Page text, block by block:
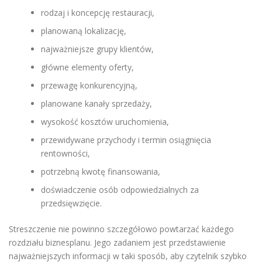
rodzaj i koncepcję restauracji,
planowaną lokalizację,
najważniejsze grupy klientów,
główne elementy oferty,
przewagę konkurencyjną,
planowane kanały sprzedaży,
wysokość kosztów uruchomienia,
przewidywane przychody i termin osiągnięcia
rentowności,
potrzebną kwotę finansowania,
doświadczenie osób odpowiedzialnych za
przedsięwzięcie.
Streszczenie nie powinno szczegółowo powtarzać każdego
rozdziału biznesplanu. Jego zadaniem jest przedstawienie
najważniejszych informacji w taki sposób, aby czytelnik szybko